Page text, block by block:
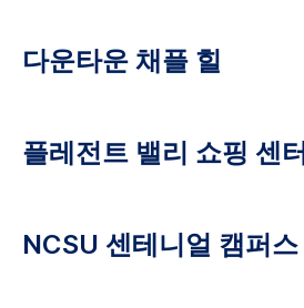
다운타운 채플 힐
플레전트 밸리 쇼핑 센터
NCSU 센테니얼 캠퍼스